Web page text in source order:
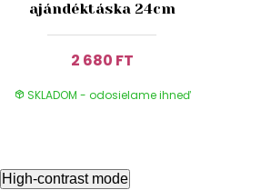
ajándéktáska 24cm
2 680 FT
SKLADOM - odosielame ihneď
High-contrast mode